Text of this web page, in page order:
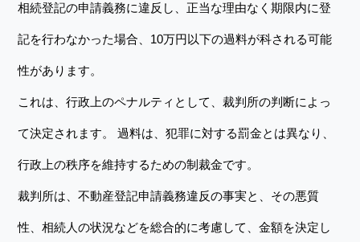
相続登記の申請義務に違反し、正当な理由なく期限内に登
記を行わなかった場合、10万円以下の過料が科される可能
性があります。
これは、行政上のペナルティとして、裁判所の判断によっ
て決定されます。 過料は、犯罪に対する罰金とは異なり、
行政上の秩序を維持するための制裁金です。
裁判所は、不動産登記申請義務違反の事実と、その悪質
性、相続人の状況などを総合的に考慮して、金額を決定し